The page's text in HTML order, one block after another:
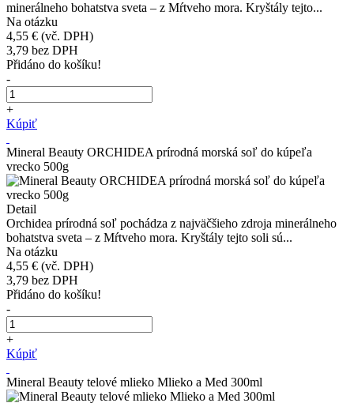
minerálneho bohatstva sveta – z Mŕtveho mora. Kryštály tejto...
Na otázku
4,55 € (vč. DPH)
3,79 bez DPH
Přidáno do košíku!
-
+
Kúpiť
Mineral Beauty ORCHIDEA prírodná morská soľ do kúpeľa
vrecko 500g
Detail
Orchidea prírodná soľ pochádza z najväčšieho zdroja minerálneho
bohatstva sveta – z Mŕtveho mora. Kryštály tejto soli sú...
Na otázku
4,55 € (vč. DPH)
3,79 bez DPH
Přidáno do košíku!
-
+
Kúpiť
Mineral Beauty telové mlieko Mlieko a Med 300ml